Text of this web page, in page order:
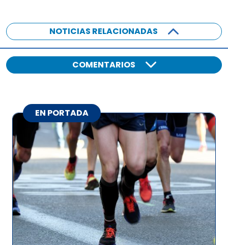
NOTICIAS RELACIONADAS
COMENTARIOS
EN PORTADA